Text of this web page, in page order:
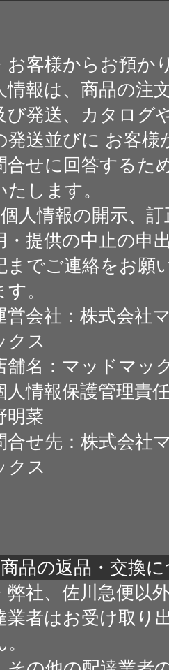
お客様からお預か
情報は、商品の注
び発送、カタログ
発送並びに お客様
合せに回答するた
たします。
人情報の開示、
・提供の中止の申
までご連絡をお願
す。
営会社：株式会社
クス
舗名：マッドマッ
人情報保護管理責
明菜
合せ先：株式会社
クス
品の返品・交換
弊社、佐川急便以
業者はお受け取り
。